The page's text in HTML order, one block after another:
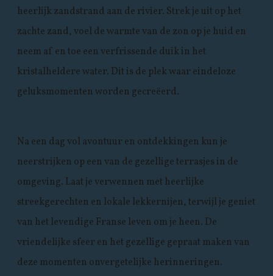
heerlijk zandstrand aan de rivier. Strek je uit op het
zachte zand, voel de warmte van de zon op je huid en
neem af en toe een verfrissende duik in het
kristalheldere water. Dit is de plek waar eindeloze
geluksmomenten worden gecreëerd.
Na een dag vol avontuur en ontdekkingen kun je
neerstrijken op een van de gezellige terrasjes in de
omgeving. Laat je verwennen met heerlijke
streekgerechten en lokale lekkernijen, terwijl je geniet
van het levendige Franse leven om je heen. De
vriendelijke sfeer en het gezellige gepraat maken van
deze momenten onvergetelijke herinneringen.